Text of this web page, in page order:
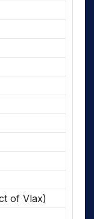
of Vlax)